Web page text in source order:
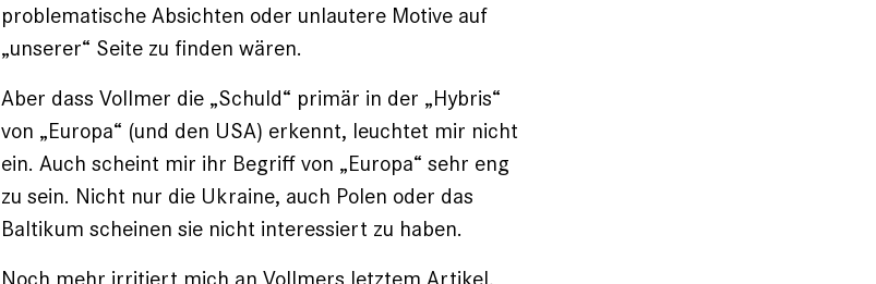
problematische Absichten oder unlautere Motive auf
„unserer“ Seite zu finden wären.
Aber dass Vollmer die „Schuld“ primär in der „Hybris“
von „Europa“ (und den USA) erkennt, leuchtet mir nicht
ein. Auch scheint mir ihr Begriff von „Europa“ sehr eng
zu sein. Nicht nur die Ukraine, auch Polen oder das
Baltikum scheinen sie nicht interessiert zu haben.